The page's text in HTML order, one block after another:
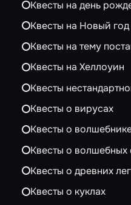
Квесты на день
Квесты на Новый год
Квесты на тему
Квесты на Хеллоуин
Квесты
Квесты о вирусах
Квесты о
Квесты о волшебных
Квесты о древних
Квесты о куклах